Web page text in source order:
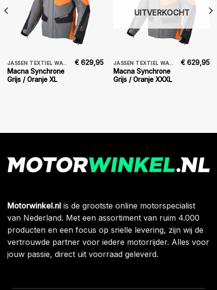
JASSEN TEXTIEL WATERDICHT
Macna Synchrone
Grijs / Oranje XL
€ 629,95
UITVERKOCHT
JASSEN TEXTIEL WATERDICHT
Macna Synchrone
Grijs / Oranje XXXL
€ 629,95
Motorwinkel.nl is de grootste online motorspecialist
van Nederland. Met een assortiment van ruim 4.000
producten en een focus op snelle levering, zijn wij de
vertrouwde partner voor iedere motorrijder. Alles voor
jouw passie, direct uit voorraad geleverd.